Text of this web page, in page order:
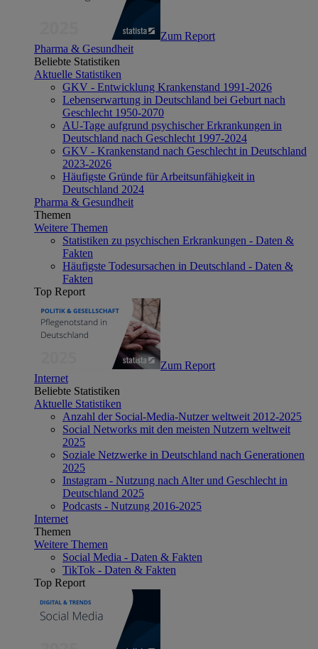
Zum Report
Pharma & Gesundheit
Beliebte Statistiken
Aktuelle Statistiken
GKV - Entwicklung Krankenstand 1991-2026
Lebenserwartung in Deutschland bei Geburt nach
Geschlecht 1950-2070
AU-Tage aufgrund psychischer Erkrankungen in
Deutschland nach Geschlecht 1997-2024
GKV - Krankenstand nach Geschlecht in Deutschland
2023-2026
Häufigste Gründe für Arbeitsunfähigkeit in
Deutschland 2024
Pharma & Gesundheit
Themen
Weitere Themen
Statistiken zu psychischen Erkrankungen - Daten &
Fakten
Häufigste Todesursachen in Deutschland - Daten &
Fakten
Top Report
Zum Report
Internet
Beliebte Statistiken
Aktuelle Statistiken
Anzahl der Social-Media-Nutzer weltweit 2012-2025
Social Networks mit den meisten Nutzern weltweit
2025
Soziale Netzwerke in Deutschland nach Generationen
2025
Instagram - Nutzung nach Alter und Geschlecht in
Deutschland 2025
Podcasts - Nutzung 2016-2025
Internet
Themen
Weitere Themen
Social Media - Daten & Fakten
TikTok - Daten & Fakten
Top Report